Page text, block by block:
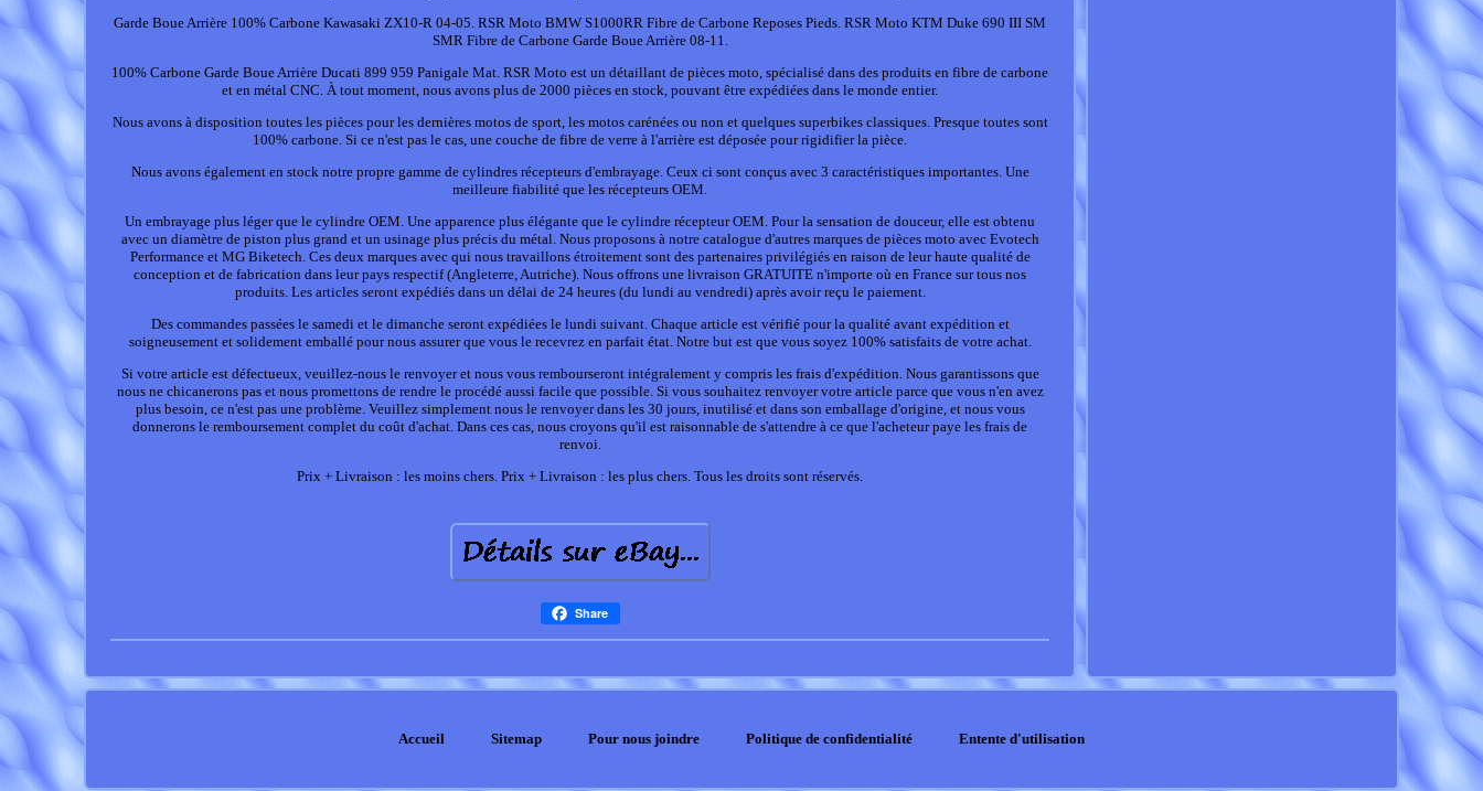
Garde Boue Arrière 100% Carbone Kawasaki ZX10-R 04-05. RSR Moto BMW S1000RR Fibre de Carbone Reposes Pieds. RSR Moto KTM Duke 690 III SM
SMR Fibre de Carbone Garde Boue Arrière 08-11.
100% Carbone Garde Boue Arrière Ducati 899 959 Panigale Mat. RSR Moto est un détaillant de pièces moto, spécialisé dans des produits en fibre de carbone
et en métal CNC. À tout moment, nous avons plus de 2000 pièces en stock, pouvant être expédiées dans le monde entier.
Nous avons à disposition toutes les pièces pour les dernières motos de sport, les motos carénées ou non et quelques superbikes classiques. Presque toutes sont
100% carbone. Si ce n'est pas le cas, une couche de fibre de verre à l'arrière est déposée pour rigidifier la pièce.
Nous avons également en stock notre propre gamme de cylindres récepteurs d'embrayage. Ceux ci sont conçus avec 3 caractéristiques importantes. Une
meilleure fiabilité que les récepteurs OEM.
Un embrayage plus léger que le cylindre OEM. Une apparence plus élégante que le cylindre récepteur OEM. Pour la sensation de douceur, elle est obtenu
avec un diamètre de piston plus grand et un usinage plus précis du métal. Nous proposons à notre catalogue d'autres marques de pièces moto avec Evotech
Performance et MG Biketech. Ces deux marques avec qui nous travaillons étroitement sont des partenaires privilégiés en raison de leur haute qualité de
conception et de fabrication dans leur pays respectif (Angleterre, Autriche). Nous offrons une livraison GRATUITE n'importe où en France sur tous nos
produits. Les articles seront expédiés dans un délai de 24 heures (du lundi au vendredi) après avoir reçu le paiement.
Des commandes passées le samedi et le dimanche seront expédiées le lundi suivant. Chaque article est vérifié pour la qualité avant expédition et
soigneusement et solidement emballé pour nous assurer que vous le recevrez en parfait état. Notre but est que vous soyez 100% satisfaits de votre achat.
Si votre article est défectueux, veuillez-nous le renvoyer et nous vous rembourseront intégralement y compris les frais d'expédition. Nous garantissons que
nous ne chicanerons pas et nous promettons de rendre le procédé aussi facile que possible. Si vous souhaitez renvoyer votre article parce que vous n'en avez
plus besoin, ce n'est pas une problème. Veuillez simplement nous le renvoyer dans les 30 jours, inutilisé et dans son emballage d'origine, et nous vous
donnerons le remboursement complet du coût d'achat. Dans ces cas, nous croyons qu'il est raisonnable de s'attendre à ce que l'acheteur paye les frais de
renvoi.
Prix + Livraison : les moins chers. Prix + Livraison : les plus chers. Tous les droits sont réservés.
Share
Accueil Sitemap Pour nous joindre Politique de confidentialité Entente d'utilisation